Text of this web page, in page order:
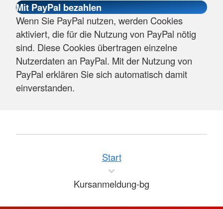
Wenn Sie PayPal nutzen, werden Cookies
aktiviert, die für die Nutzung von PayPal nötig
sind. Diese Cookies übertragen einzelne
Nutzerdaten an PayPal. Mit der Nutzung von
PayPal erklären Sie sich automatisch damit
einverstanden.
Start
Kursanmeldung-bg